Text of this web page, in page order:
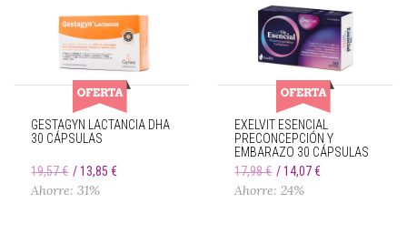
GESTAGYN LACTANCIA DHA
30 CÁPSULAS
19,57 € 13,85 €
Ahorre: 31%
EXELVIT ESENCIAL
PRECONCEPCIÓN Y
EMBARAZO 30 CÁPSULAS
17,98 €
14,07 €
Ahorre: 24%